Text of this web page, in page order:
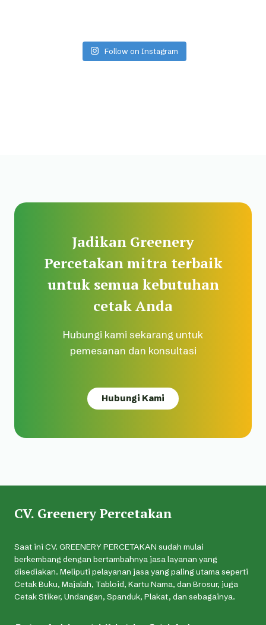
Follow on Instagram
Jadikan Greenery
Percetakan mitra terbaik
untuk semua kebutuhan
cetak Anda
Hubungi kami sekarang untuk
pemesanan dan konsultasi
Hubungi Kami
CV. Greenery Percetakan
Saat ini CV. GREENERY PERCETAKAN sudah mulai
berkembang dengan bertambahnya jasa layanan yang
disediakan. Meliputi pelayanan jasa yang paling utama seperti
Cetak Buku, Majalah, Tabloid, Kartu Nama, dan Brosur, juga
Cetak Stiker, Undangan, Spanduk, Plakat, dan sebagainya.